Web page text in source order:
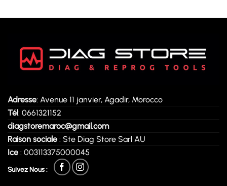
Adresse: Avenue 11 janvier, Agadir, Morocco
Tél: 0661321152
diagstoremaroc@gmail.com
Raison sociale : Ste Diag Store Sarl AU
Ice : 003113375000045
Suivez Nous :